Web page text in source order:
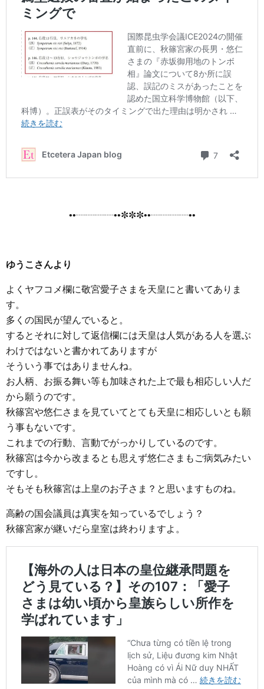
••┈┈┈┈••✼✼✼••┈┈┈┈••
ゆうこさんより
よくヤフコメ欄に敬宮愛子さまを天皇にと書いてありま
す。
多くの国民が望んでいると。
するとそれに対して返信欄には天皇は人気がある人を選ぶ
わけではないと書かれてありますが
そういう事ではありませんね。
お人柄、お振る舞い等も加味された上で最も相応しい人だ
から願うのです。
秋篠宮や悠仁さまを見ていてとても天皇に相応しいとも願
う事もないです。
これまでの行動、言動でがっかりしているのです。
秋篠宮は今から改まるとも思えず悠仁さまもご病気みたい
ですし。
そもそも秋篠宮は上皇のお子さま？と思いますものね。
高齢の国会議員は真実を知っているでしょう？
秋篠宮家が継いだら皇室は終わりますよ。